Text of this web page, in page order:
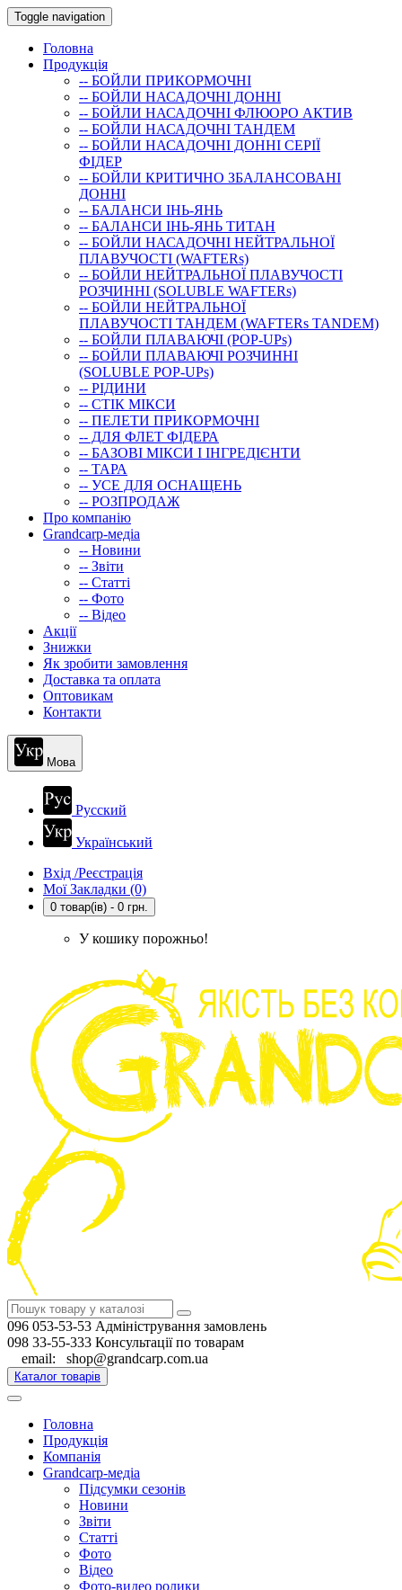
Toggle navigation
Головна
Продукція
-- БОЙЛИ ПРИКОРМОЧНI
-- БОЙЛИ НАСАДОЧНI ДОННI
-- БОЙЛИ НАСАДОЧНІ ФЛЮОРО АКТИВ
-- БОЙЛИ НАСАДОЧНІ ТАНДЕМ
-- БОЙЛИ НАСАДОЧНI ДОННI СЕРIÏ
ФIДЕР
-- БОЙЛИ КРИТИЧНО ЗБАЛАНСОВАНІ
ДОННІ
-- БАЛАНСИ ІНЬ-ЯНЬ
-- БАЛАНСИ ІНЬ-ЯНЬ ТИТАН
-- БОЙЛИ НАСАДОЧНI НЕЙТРАЛЬНОÏ
ПЛАВУЧОСТI (WAFTERs)
-- БОЙЛИ НЕЙТРАЛЬНОЇ ПЛАВУЧОСТІ
РОЗЧИННІ (SOLUBLE WAFTERs)
-- БОЙЛИ НЕЙТРАЛЬНОЇ
ПЛАВУЧОСТІ ТАНДЕМ (WAFTERs TANDEM)
-- БОЙЛИ ПЛАВАЮЧІ (POP-UPs)
-- БОЙЛИ ПЛАВАЮЧI РОЗЧИННI
(SOLUBLE POP-UPs)
-- РIДИНИ
-- СТIК МIКСИ
-- ПЕЛЕТИ ПРИКОРМОЧНІ
-- ДЛЯ ФЛЕТ ФІДЕРА
-- БАЗОВІ МІКСИ І ІНГРЕДІЄНТИ
-- ТАРА
-- УСЕ ДЛЯ ОСНАЩЕНЬ
-- РОЗПРОДАЖ
Про компанію
Grandcarp-медіа
-- Новини
-- Звіти
-- Статті
-- Фото
-- Відео
Акції
Знижки
Як зробити замовлення
Доставка та оплата
Оптовикам
Контакти
Мова
Русский
Український
Вхід /Реєстрація
Мої Закладки (0)
0 товар(ів) - 0 грн.
У кошику порожньо!
096 053-53-53 Адміністрування замовлень
098 33-55-333 Консультації по товарам
email: shop@grandcarp.com.ua
Каталог товарів
Головна
Продукція
Компанія
Grandcarp-медіа
Підсумки сезонів
Новини
Звіти
Статті
Фото
Відео
Фото-видео ролики